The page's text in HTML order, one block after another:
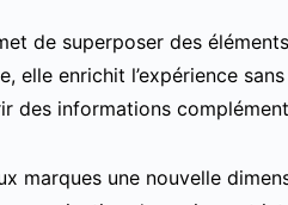
de superposer des
elle enrichit l’expérience
des informations
marques une nouvelle